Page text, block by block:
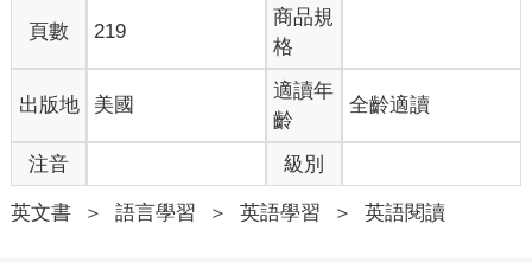
頁數 219
商品規
格
出版地 美國
適讀年
齡
全齡適讀
注音 級別
英文書 ＞ 語言學習 ＞ 英語學習 ＞ 英語閱讀